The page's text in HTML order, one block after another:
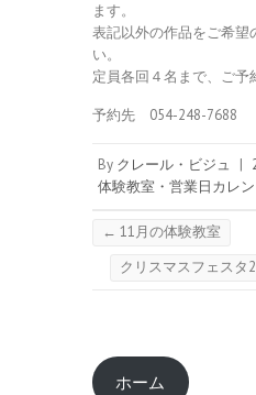
ます。
表記以外の作品をご希望
い。
定員各回４名まで、ご予
予約先 054-248-7688
By クレール・ビジュ
体験教室・営業日カレ
← 11月の体験教室
クリスマスフェスタ
ホーム